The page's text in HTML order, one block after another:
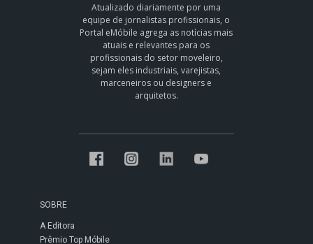
Atualizado diariamente por uma
equipe de jornalistas profissionais, o
Portal eMóbile agrega as notícias mais
atuais e relevantes para os
profissionais do setor moveleiro,
sejam eles industriais, varejistas,
marceneiros ou designers e
arquitetos.
SOBRE
A Editora
Prêmio Top Móbile